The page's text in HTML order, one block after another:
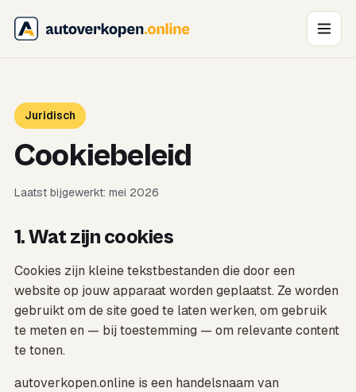
Juridisch
Cookiebeleid
Laatst bijgewerkt: mei 2026
1. Wat zijn cookies
Cookies zijn kleine tekstbestanden die door een
website op jouw apparaat worden geplaatst. Ze worden
gebruikt om de site goed te laten werken, om gebruik
te meten en — bij toestemming — om relevante content
te tonen.
autoverkopen.online is een handelsnaam van